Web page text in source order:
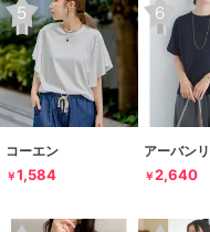
コーエン
￥1,584 ￥2,640